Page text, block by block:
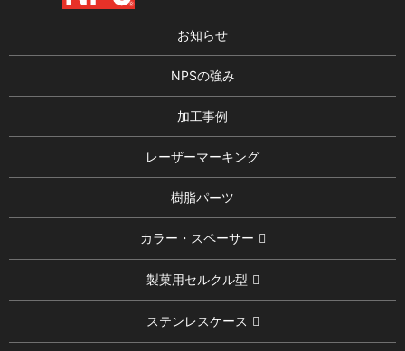
お知らせ
NPSの強み
加工事例
レーザーマーキング
樹脂パーツ
カラー・スペーサー
製菓用セルクル型
ステンレスケース